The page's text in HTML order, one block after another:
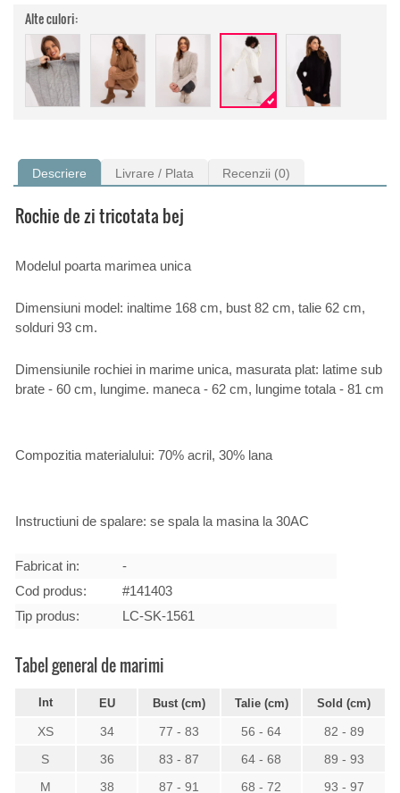
Alte culori:
Descriere Livrare / Plata Recenzii (0)
Rochie de zi tricotata bej
Modelul poarta marimea unica
Dimensiuni model: inaltime 168 cm, bust 82 cm, talie 62 cm,
solduri 93 cm.
Dimensiunile rochiei in marime unica, masurata plat: latime sub
brate - 60 cm, lungime. maneca - 62 cm, lungime totala - 81 cm
Compozitia materialului: 70% acril, 30% lana
Instructiuni de spalare: se spala la masina la 30AC
Fabricat in:
-
Cod produs:
#141403
Tip produs:
LC-SK-1561
Tabel general de marimi
Int EU Bust (cm) Talie (cm) Sold (cm)
XS 34 77 - 83 56 - 64
82 - 89
S
36 83 - 87 64 - 68
89 - 93
M
38 87 - 91 68 - 72 93 - 97